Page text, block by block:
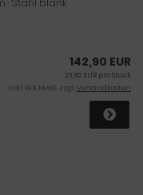
Stahl blank
142,90 EUR
23,82 EUR pro Stück
inkl. 19 % MwSt. zzgl.Versandkosten